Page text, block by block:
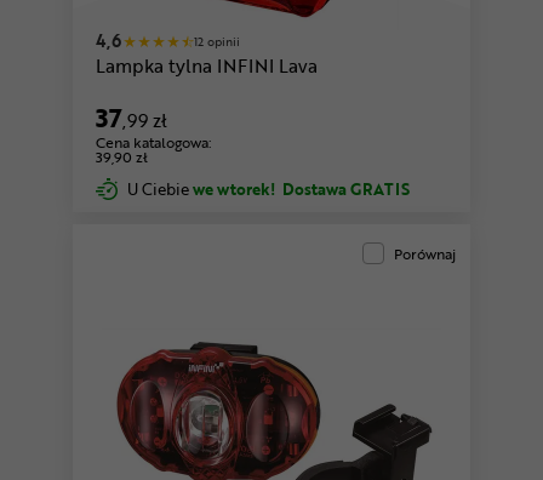
4,6 12 opinii
Lampka tylna INFINI Lava
37,99 zł
Cena katalogowa:
39,90 zł
U Ciebiewe wtorek! Dostawa GRATIS
Porównaj